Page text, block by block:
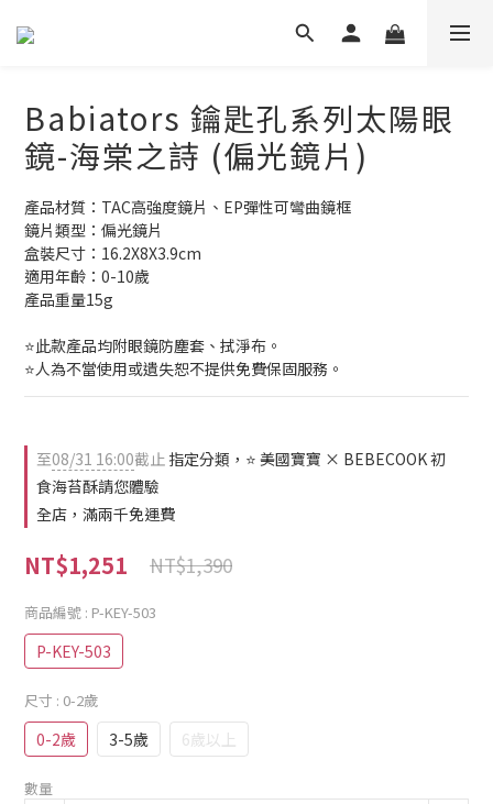
Babiators 鑰匙孔系列太陽眼
鏡-海棠之詩 (偏光鏡片)
產品材質：TAC高強度鏡片、EP彈性可彎曲鏡框
鏡片類型：偏光鏡片
盒裝尺寸：16.2X8X3.9cm
適用年齡：0-10歲
產品重量15g
⭐此款產品均附眼鏡防塵套、拭淨布。
⭐人為不當使用或遺失恕不提供免費保固服務。
至08/31 16:00截止 指定分類，⭐ 美國寶寶 × BEBECOOK 初
食海苔酥請您體驗
全店，滿兩千免運費
NT$1,251 NT$1,390
商品編號 : P-KEY-503
P-KEY-503
尺寸 : 0-2歲
0-2歲 3-5歲 6歲以上
數量